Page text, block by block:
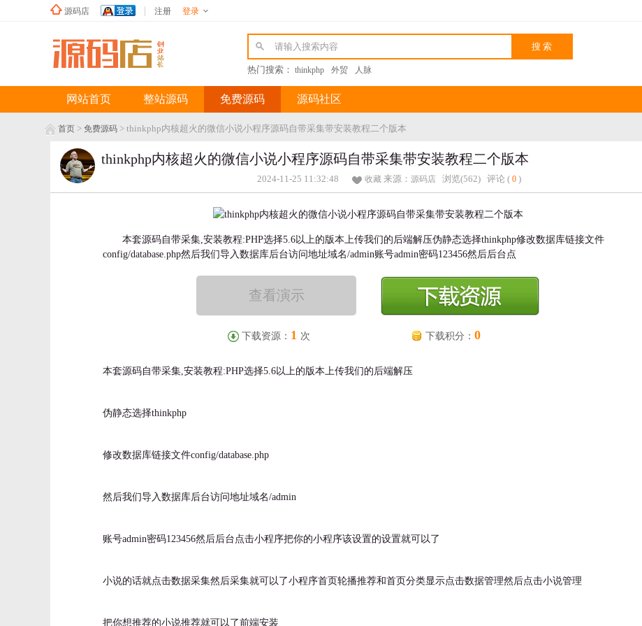
源码店 注册 登录
热门搜索： thinkphp 外贸 人脉
网站首页 整站源码 免费源码 源码社区
首页 > 免费源码 > thinkphp内核超火的微信小说小程序源码自带采集带安装教程二个版本
thinkphp内核超火的微信小说小程序源码自带采集带安装教程二个版本
2024-11-25 11:32:48 收藏 来源： 源码店 浏览(562) 评论 ( 0 )
本套源码自带采集,安装教程:PHP选择5.6以上的版本上传我们的后端解压伪静态选择thinkphp修改数据库链接文件
config/database.php然后我们导入数据库后台访问地址域名/admin账号admin密码123456然后后台点
查看演示
下载资源： 1 次 下载积分： 0
本套源码自带采集,安装教程:PHP选择5.6以上的版本上传我们的后端解压
伪静态选择thinkphp
修改数据库链接文件config/database.php
然后我们导入数据库后台访问地址域名/admin
账号admin密码123456然后后台点击小程序把你的小程序该设置的设置就可以了
小说的话就点击数据采集然后采集就可以了小程序首页轮播推荐和首页分类显示点击数据管理然后点击小说管理
把你想推荐的小说推荐就可以了前端安装